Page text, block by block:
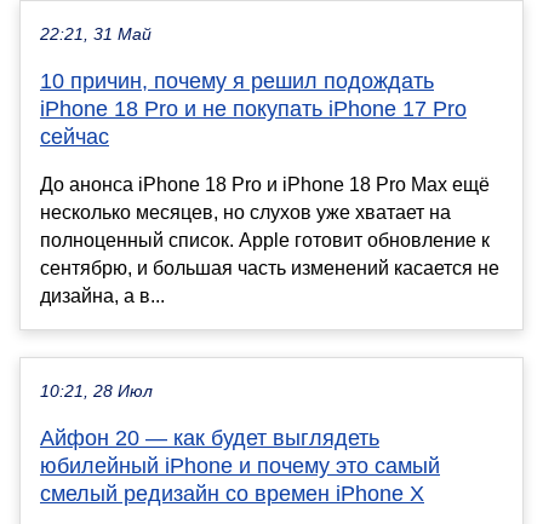
22:21, 31 Май
10 причин, почему я решил подождать
iPhone 18 Pro и не покупать iPhone 17 Pro
сейчас
До анонса iPhone 18 Pro и iPhone 18 Pro Max ещё
несколько месяцев, но слухов уже хватает на
полноценный список. Apple готовит обновление к
сентябрю, и большая часть изменений касается не
дизайна, а в...
10:21, 28 Июл
Айфон 20 — как будет выглядеть
юбилейный iPhone и почему это самый
смелый редизайн со времен iPhone X